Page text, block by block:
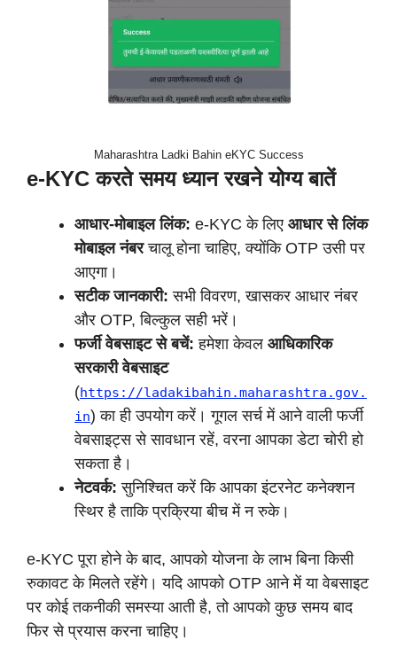
Maharashtra Ladki Bahin eKYC Success
e-KYC करते समय ध्यान रखने योग्य बातें
आधार-मोबाइल लिंक: e-KYC के लिए आधार से लिंक
मोबाइल नंबरचालू होना चाहिए, क्योंकि OTP उसी पर
आएगा।
सटीक जानकारी: सभी विवरण, खासकर आधार नंबर
और OTP, बिल्कुल सही भरें।
फर्जी वेबसाइट से बचें: हमेशा केवल आधिकारिक
सरकारी वेबसाइट
(https://ladakibahin.maharashtra.gov.
in) का ही उपयोग करें। गूगल सर्च में आने वाली फर्जी
वेबसाइट्स से सावधान रहें, वरना आपका डेटा चोरी हो
सकता है।
नेटवर्क: सुनिश्चित करें कि आपका इंटरनेट कनेक्शन
स्थिर है ताकि प्रक्रिया बीच में न रुके।
e-KYC पूरा होने के बाद, आपको योजना के लाभ बिना किसी
रुकावट के मिलते रहेंगे। यदि आपको OTP आने में या वेबसाइट
पर कोई तकनीकी समस्या आती है, तो आपको कुछ समय बाद
फिर से प्रयास करना चाहिए।